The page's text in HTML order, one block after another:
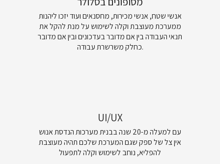
אנשי שטח, אנשי מכירות, מחסנאים ועוד יזכו ליהנות
ממערכת מעוצבת וקלה לשימוש על מנת להקל את
תנאי העבודה בין אם מדובר בעדכונים ובין אם מדובר
כחלק משרשרת עבודה.
UI/UX
עם למעלה מ-20 שנה בבנית מערכות הנדסת אנוש
אין צל של ספק שגם המערכת שלכם תהיה מעוצבת
להפליא, נוחב לשימוש וקלה לתפעול